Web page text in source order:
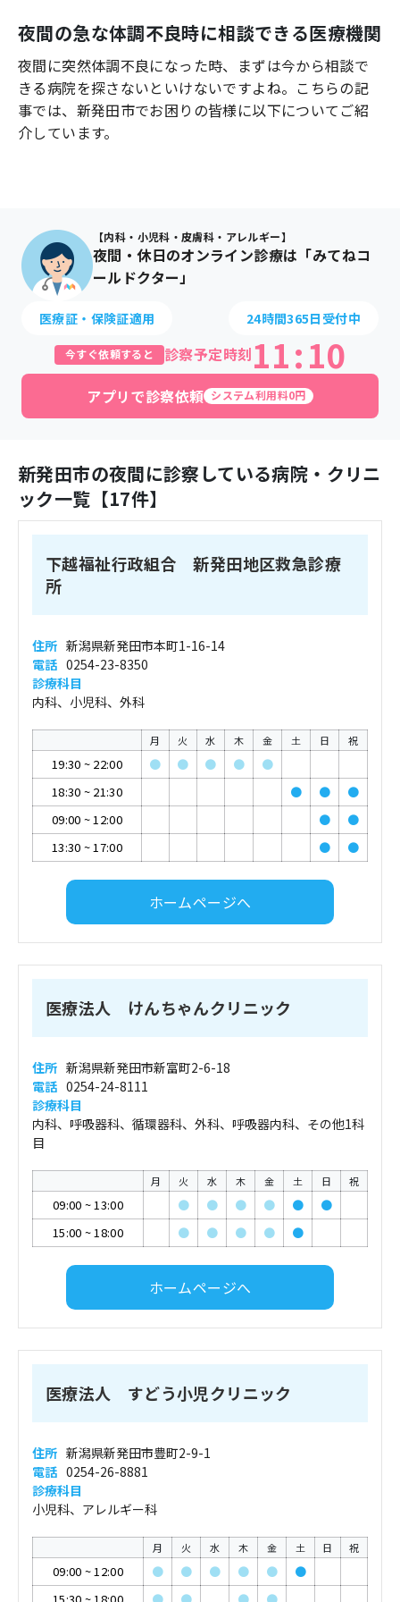
よくあるご質問
夜間の急な体調不良時に相談できる医療機関
夜間に突然体調不良になった時、まずは今から相談で
きる病院を探さないといけないですよね。こちらの記
事では、 新発田市でお困りの皆様に以下についてご紹
介しています。
【内科・小児科・皮膚科・アレルギー】
夜間・休日のオンライン診療は「みてねコ
ールドクター」
医療証・保険証適用 24時間365日受付中
今すぐ依頼すると 診察予定時刻11:10
アプリで診察依頼 システム利用料0円
新発田市の夜間に診察している病院・クリニ
ック一覧【17件】
下越福祉行政組合 新発田地区救急診療
所
住所 新潟県新発田市本町1-16-14
電話 0254-23-8350
診療科目
内科、小児科、外科
月 火 水 木 金 土 日 祝
19:30 ~ 22:00 ● ● ● ●
●
18:30 ~ 21:30 ● ●
●
09:00 ~12:00 ●
●
13:30 ~17:00 ● ●
ホームページへ
医療法人 けんちゃんクリニック
住所 新潟県新発田市新富町2-6-18
電話 0254-24-8111
診療科目
内科、呼吸器科、循環器科、外科、呼吸器内科、その他1科
目
月 火 水 木 金 土 日 祝
09:00 ~13:00 ● ● ● ● ●
●
15:00 ~18:00 ● ● ● ● ●
ホームページへ
医療法人 すどう小児クリニック
住所 新潟県新発田市豊町2-9-1
電話 0254-26-8881
診療科目
小児科、アレルギー科
月 火 水 木 金 土 日 祝
09:00 ~12:00 ● ● ● ● ●
●